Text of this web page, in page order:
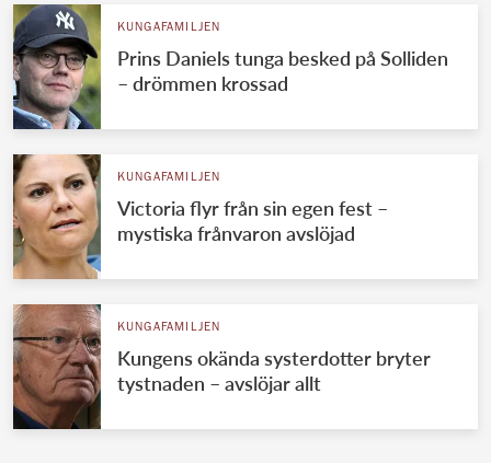
KUNGAFAMILJEN
Prins Daniels tunga besked på Solliden
– drömmen krossad
KUNGAFAMILJEN
Victoria flyr från sin egen fest –
mystiska frånvaron avslöjad
KUNGAFAMILJEN
Kungens okända systerdotter bryter
tystnaden – avslöjar allt